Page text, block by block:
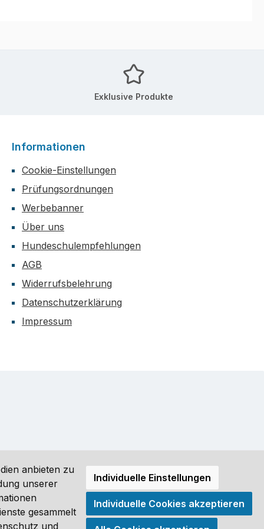
Exklusive Produkte
Informationen
Cookie-Einstellungen
Prüfungsordnungen
Werbebanner
Über uns
Hundeschulempfehlungen
AGB
Widerrufsbelehrung
Datenschutzerklärung
Impressum
(DE) angezeigt. Streichpreise = UVP-Preise. Abbildungen
anbieten zu
unserer
gesammelt
und
Individuelle Einstellungen
Individuelle Cookies akzeptieren